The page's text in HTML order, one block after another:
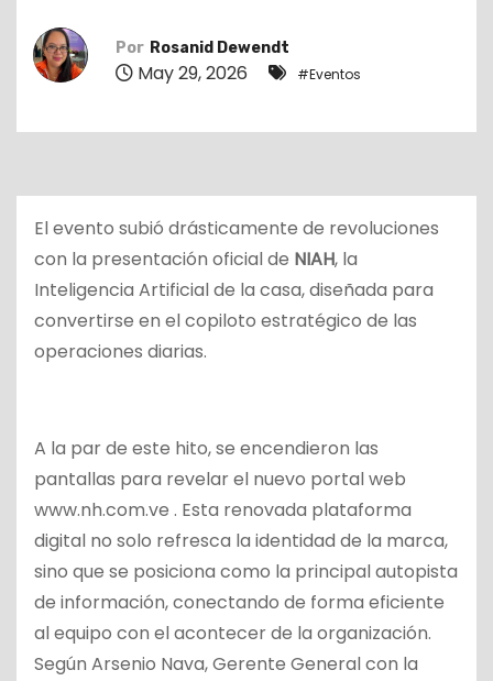
Por Rosanid Dewendt
May 29, 2026 #Eventos
El evento subió drásticamente de revoluciones
con la presentación oficial de NIAH, la
Inteligencia Artificial de la casa, diseñada para
convertirse en el copiloto estratégico de las
operaciones diarias.
A la par de este hito, se encendieron las
pantallas para revelar el nuevo portal web
www.nh.com.ve . Esta renovada plataforma
digital no solo refresca la identidad de la marca,
sino que se posiciona como la principal autopista
de información, conectando de forma eficiente
al equipo con el acontecer de la organización.
Según Arsenio Nava, Gerente General con la